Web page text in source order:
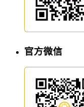
官方微信